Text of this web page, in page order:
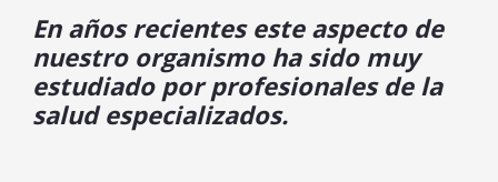
En años recientes este aspecto de
nuestro organismo ha sido muy
estudiado por profesionales de la
salud especializados.